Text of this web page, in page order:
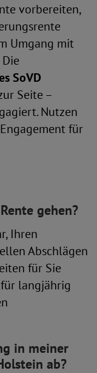
vorbereiten,
Umgang mit
SoVD
Seite –
Nutzen
für
gehen?
Ihren
Abschlägen
für Sie
langjährig
in meiner
ab?